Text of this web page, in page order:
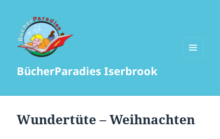
BücherParadies Iserbrook
Wundertüte – Weihnachten